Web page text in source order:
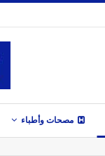
مصحات وأطباء